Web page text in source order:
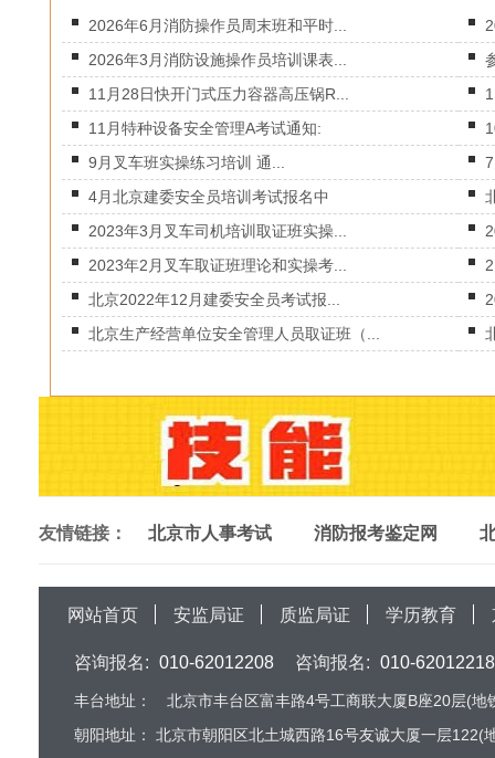
2026年6月消防操作员周末班和平时...
2026年3月消防设施操作员培训课表...
11月28日快开门式压力容器高压锅R...
11月特种设备安全管理A考试通知:
9月叉车班实操练习培训 通...
4月北京建委安全员培训考试报名中
2023年3月叉车司机培训取证班实操...
2023年2月叉车取证班理论和实操考...
北京2022年12月建委安全员考试报...
北京生产经营单位安全管理人员取证班（...
友情链接： 北京市人事考试 消防报考鉴定网
网站首页 安监局证 质监局证 学历教育
咨询报名: 010-62012208 咨询报名: 010-62012218
丰台地址：
北京市丰台区富丰路4号工商联大厦B座20层(
朝阳地址：
北京市朝阳区北土城西路16号友诚大厦一层122(